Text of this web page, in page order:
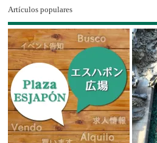
Artículos populares